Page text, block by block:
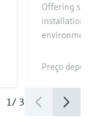
Offering
installation
Preço
1/ 3